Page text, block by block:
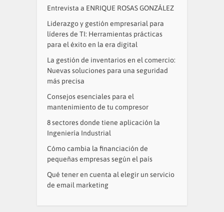
Entrevista a ENRIQUE ROSAS GONZÁLEZ
Liderazgo y gestión empresarial para
líderes de TI: Herramientas prácticas
para el éxito en la era digital
La gestión de inventarios en el comercio:
Nuevas soluciones para una seguridad
más precisa
Consejos esenciales para el
mantenimiento de tu compresor
8 sectores donde tiene aplicación la
Ingeniería Industrial
Cómo cambia la financiación de
pequeñas empresas según el país
Qué tener en cuenta al elegir un servicio
de email marketing